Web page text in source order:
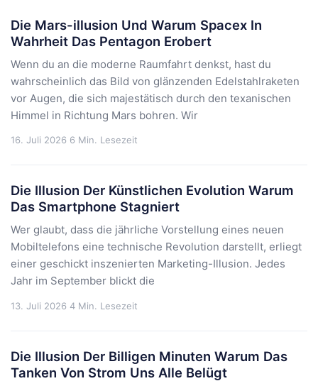
Die Mars-illusion Und Warum Spacex In
Wahrheit Das Pentagon Erobert
Wenn du an die moderne Raumfahrt denkst, hast du
wahrscheinlich das Bild von glänzenden Edelstahlraketen
vor Augen, die sich majestätisch durch den texanischen
Himmel in Richtung Mars bohren. Wir
16. Juli 2026 6 Min. Lesezeit
Die Illusion Der Künstlichen Evolution Warum
Das Smartphone Stagniert
Wer glaubt, dass die jährliche Vorstellung eines neuen
Mobiltelefons eine technische Revolution darstellt, erliegt
einer geschickt inszenierten Marketing-Illusion. Jedes
Jahr im September blickt die
13. Juli 2026 4 Min. Lesezeit
Die Illusion Der Billigen Minuten Warum Das
Tanken Von Strom Uns Alle Belügt